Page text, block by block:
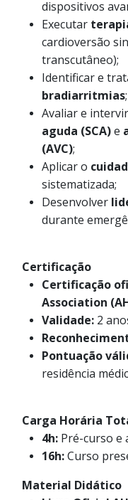
dispositivos
Executar
cardioversão
transcutâneo);
Identificar e
bradiarritmias;
Avaliar e
aguda (SCA)e
(AVC);
Aplicar o
sistematizada;
Desenvolver
durante
Certificação
Certificação
Association
Validade: 2
Pontuação
residência
Carga Horária
4h: Pré-curso e
16h:Curso
Material Didático